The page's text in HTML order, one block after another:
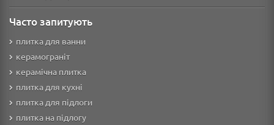
Часто запитують
плитка для ванни
керамограніт
керамічна плитка
плитка для кухні
плитка для підлоги
плитка на підлогу